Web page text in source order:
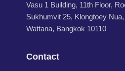
Vasu 1 Building, 11th Floor,
Sukhumvit 25, Klongtoey Nua,
Wattana, Bangkok 10110
Contact